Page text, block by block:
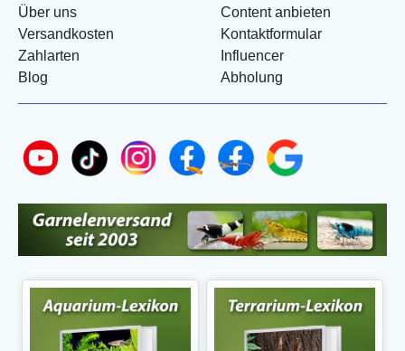
Über uns
Versandkosten
Zahlarten
Blog
Content anbieten
Kontaktformular
Influencer
Abholung